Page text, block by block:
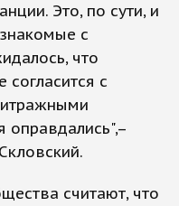
Это, по сути, и
с
что
согласится с
оправдались",–
считают, что